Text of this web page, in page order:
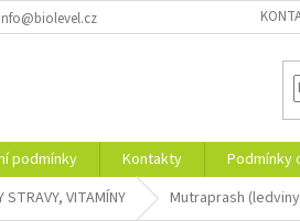
info@biolevel.cz
podmínky Kontakty Podmínky
STRAVY, VITAMÍNY Mutraprash